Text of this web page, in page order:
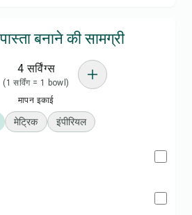
बनाने की सामग्री
4 सर्विंग्स
(1 सर्विंग = 1 bowl)
मापन इकाई
मेट्रिक इंपीरियल